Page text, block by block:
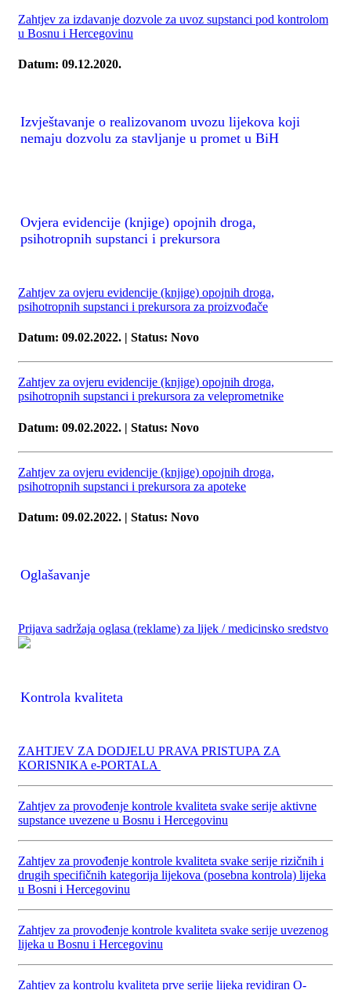
Zahtjev za izdavanje dozvole za uvoz supstanci pod kontrolom
u Bosnu i Hercegovinu
Datum: 09.12.2020.
Izvještavanje o realizovanom uvozu lijekova koji
nemaju dozvolu za stavljanje u promet u BiH
Ovjera evidencije (knjige) opojnih droga,
psihotropnih supstanci i prekursora
Zahtjev za ovjeru evidencije (knjige) opojnih droga,
psihotropnih supstanci i prekursora za proizvođače
Datum: 09.02.2022. | Status: Novo
Zahtjev za ovjeru evidencije (knjige) opojnih droga,
psihotropnih supstanci i prekursora za veleprometnike
Datum: 09.02.2022. | Status: Novo
Zahtjev za ovjeru evidencije (knjige) opojnih droga,
psihotropnih supstanci i prekursora za apoteke
Datum: 09.02.2022. | Status: Novo
Oglašavanje
Prijava sadržaja oglasa (reklame) za lijek / medicinsko sredstvo
Kontrola kvaliteta
ZAHTJEV ZA DODJELU PRAVA PRISTUPA ZA
KORISNIKA e-PORTALA
Zahtjev za provođenje kontrole kvaliteta svake serije aktivne
supstance uvezene u Bosnu i Hercegovinu
Zahtjev za provođenje kontrole kvaliteta svake serije rizičnih i
drugih specifičnih kategorija lijekova (posebna kontrola) lijeka
u Bosni i Hercegovinu
Zahtjev za provođenje kontrole kvaliteta svake serije uvezenog
lijeka u Bosnu i Hercegovinu
Zahtjev za kontrolu kvaliteta prve serije lijeka revidiran O-